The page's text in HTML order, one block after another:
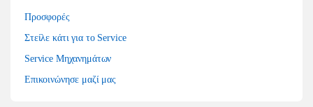
Προσφορές
Στείλε κάτι για το Service
Service Μηχανημάτων
Επικοινώνησε μαζί μας